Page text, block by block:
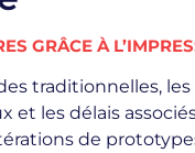
GRÂCE À
traditionnelles,
et les délais
de